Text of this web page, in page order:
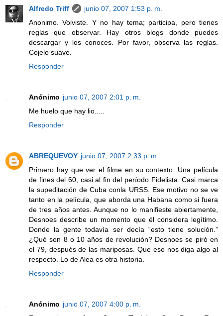
Alfredo Triff
junio 07, 2007 1:53 p. m.
Anonimo. Volviste. Y no hay tema; participa, pero tienes
reglas que observar. Hay otros blogs donde puedes
descargar y los conoces. Por favor, observa las reglas.
Cojelo suave.
Responder
Anónimo junio 07, 2007 2:01 p. m.
Me huelo que hay lio.....
Responder
ABREQUEVOY junio 07, 2007 2:33 p. m.
Primero hay que ver el filme en su contexto. Una película
de fines del 60, casi al fin del período Fidelista. Casi marca
la supeditación de Cuba conla URSS. Ese motivo no se ve
tanto en la película, que aborda una Habana como si fuera
de tres años antes. Aunque no lo manifieste abiertamente,
Desnoes describe un momento que él considera legítimo.
Donde la gente todavía ser decía “esto tiene solución.”
¿Qué son 8 o 10 años de revolución? Desnoes se piró en
el 79, después de las mariposas. Que eso nos diga algo al
respecto. Lo de Alea es otra historia.
Responder
Anónimo junio 07, 2007 4:00 p. m.